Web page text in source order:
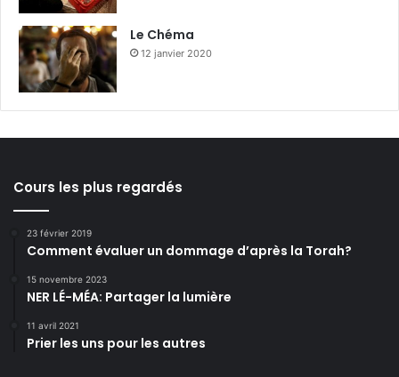
Le Chéma
12 janvier 2020
Cours les plus regardés
23 février 2019
Comment évaluer un dommage d’après la Torah?
15 novembre 2023
NER LÉ-MÉA: Partager la lumière
11 avril 2021
Prier les uns pour les autres